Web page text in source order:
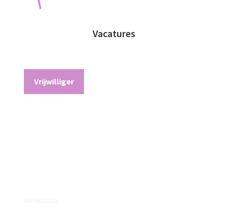
Vacatures
Vrijwilliger